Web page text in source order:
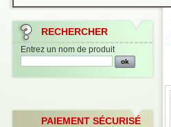
RECHERCHER
Entrez un nom de produit
PAIEMENT SÉCURISÉ